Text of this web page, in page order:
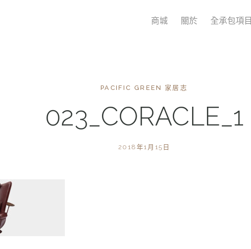
商城 關於 全承包項目
PACIFIC GREEN 家居志
023_CORACLE_1
2018年1月15日